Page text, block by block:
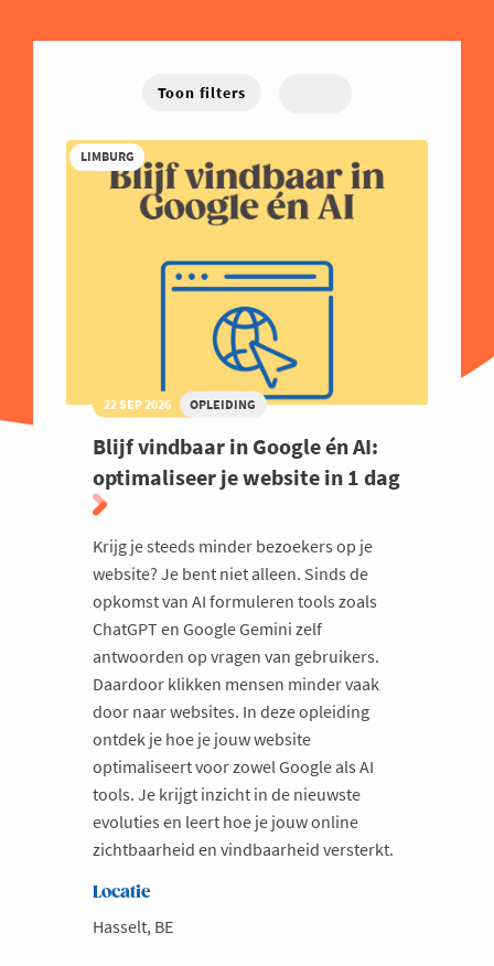
Toon filters
LIMBURG
22 SEP 2026 OPLEIDING
Blijf vindbaar in Google én AI:
optimaliseer je website in 1 dag
Krijg je steeds minder bezoekers op je
website? Je bent niet alleen. Sinds de
opkomst van AI formuleren tools zoals
ChatGPT en Google Gemini zelf
antwoorden op vragen van gebruikers.
Daardoor klikken mensen minder vaak
door naar websites. In deze opleiding
ontdek je hoe je jouw website
optimaliseert voor zowel Google als AI
tools. Je krijgt inzicht in de nieuwste
evoluties en leert hoe je jouw online
zichtbaarheid en vindbaarheid versterkt.
Locatie
Hasselt, BE
Familiebedrijven
Groeien
Internationaal Ondernemen
Logistiek en Transport
Luchtvaart
Marketing & Sales
Mobiliteit
Netwerking
Onderwijs
Opvolging en Overname
Persoonlijke vaardigheden
Regeringsvorming
Retail
Ruimtelijke ordening en Infrastructuur
Starten